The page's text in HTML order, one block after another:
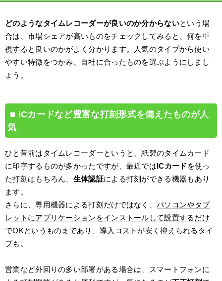
どのようなタイムレコーダーが良いのか分からないという場
合は、市場シェアが高いものをチェックしてみると、何を重
視すると良いのかがよく分かります。人気のタイプから使い
やすい特徴をつかみ、自社に合ったものを選ぶようにしまし
ょう。
ICカードなど豊富な打刻形式を備えたものが人
気
ひと昔前はタイムレコーダーというと、紙製のタイムカード
に印字するものが多かったですが、最近ではICカード を使っ
た打刻はもちろん、 生体認証による打刻ができる機器もあり
ます。
さらに、専用機器による打刻だけではなく、 パソコンやタブ
レットにアプリケーションをインストールして設置するだけ
でOKというものまであり、導入コストが安く抑えられるタイ
プも 。
営業など外回りの多い部署がある場合は、スマートフォンに